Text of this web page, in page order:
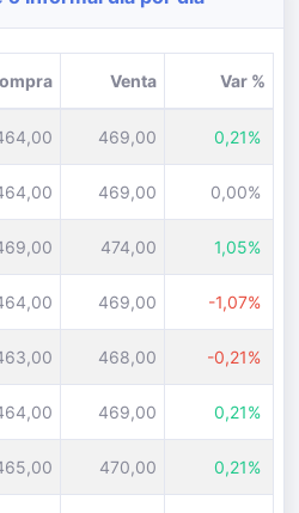
Venta Var %
469,00 0,21%
469,00 0,00%
474,00 1,05%
469,00 -1,07%
468,00 -0,21%
469,00 0,21%
470,00 0,21%